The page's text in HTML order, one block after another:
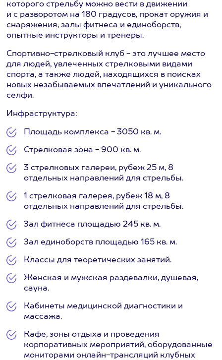
которого стрельбу можно вести в движении
и с разворотом на 180 градусов, прокат оружия и
снаряжения, залы фитнеса и единоборств,
опытные инструкторы и тренеры.
Спортивно-стрелковый клуб - это лучшее место
для людей, увлеченных стрелковыми видами
спорта, а также людей, находящихся в поисках
новых незабываемых впечатлений и уникального
селфи.
Инфраструктура:
Площадь комплекса - 3050 кв. м.
Стрелковая зона - 900 кв. м.
3 стрелковых галереи, рубеж 25 м, 8
отдельных направлений для стрельбы.
1 стрелковая галерея, рубеж 18 м, 8
отдельных направлений для стрельбы.
Зал фитнеса площадью 245 кв. м.
Зал единоборств площадью 165 кв. м.
Классы для теоретических занятий.
Женская и мужская раздевалки, душевая,
сауна.
Кабинеты медицинской диагностики и
массажа.
Кафе, зоны отдыха и проведения
корпоративных мероприятий, оборудованные
мониторами онлайн-трансляций клубных